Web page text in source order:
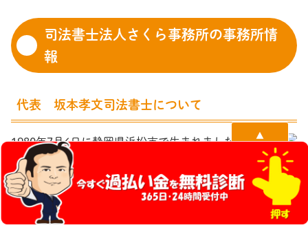
司法書士法人さくら事務所の事務所情
報
代表 坂本孝文司法書士について
1980年7月6日に静岡県浜松市で生まれました。
法政大学の法学部へ進学するために上京。
平成18年に司法書士試験に合格し、その後は、都内の司
法書士法人に入所して債務整理業務を中心に携わってきま
▲
page top